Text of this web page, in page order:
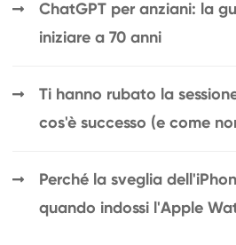
ChatGPT per anziani: la
iniziare a 70 anni
Ti hanno rubato la
cos'è successo (e come
Perché la sveglia
quando indossi l'Apple